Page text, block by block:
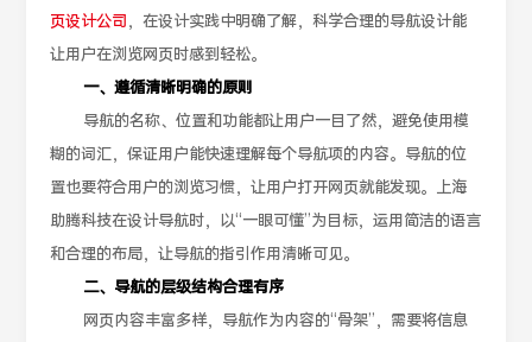
页设计公司，在设计实践中明确了解，科学合理的导航设计能
让用户在浏览网页时感到轻松。
一、遵循清晰明确的原则
导航的名称、位置和功能都让用户一目了然，避免使用模
糊的词汇，保证用户能快速理解每个导航项的内容。导航的位
置也要符合用户的浏览习惯，让用户打开网页就能发现。上海
助腾科技在设计导航时，以“一眼可懂”为目标，运用简洁的语言
和合理的布局，让导航的指引作用清晰可见。
二、导航的层级结构合理有序
网页内容丰富多样，导航作为内容的“骨架”，需要将信息